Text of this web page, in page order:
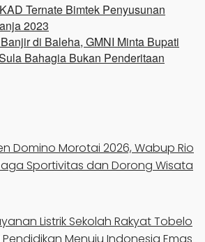
Ternate Bimtek Penyusunan
2023
di Baleha, GMNI Minta Bupati
Bahagia Bukan Penderitaan
Domino Morotai 2026, Wabup Rio
Sportivitas dan Dorong Wisata
Listrik Sekolah Rakyat Tobelo